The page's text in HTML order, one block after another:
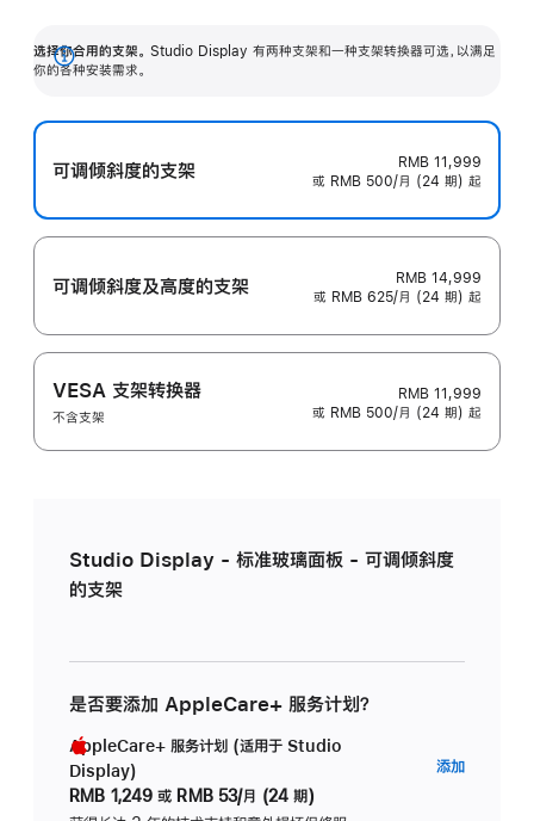
选择你合用的支架。 Studio Display 有两种支架和一种支架转换器可选，以满足
你的各种安装需求。
展
可调倾斜度的支架
RMB 11,999
或 RMB 500/月 (24 期) 起
可调倾斜度及高‍度的支‍架
RMB 14,999
或 RMB 625/月 (24 期) 起
VESA 支架转换器
不含支架
RMB 11,999
或 RMB 500/月 (24 期) 起
Studio Display - 标准玻璃面板 - 可调倾斜度
的支架
是否要添加 AppleCare+ 服务计划？
AppleCare+ 服务计划 (适用于 Studio
Display)
RMB 1,249 或 RMB 53/月 (24 期)
添加